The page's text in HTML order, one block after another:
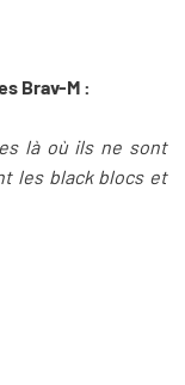
Brav-M :
là où ils ne sont
les black blocs et